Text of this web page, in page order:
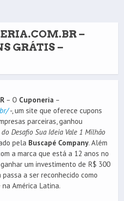
–
GRÁTIS –
– O Cuponeria –
-, um site que oferece cupons
parceiras, ganhou
Desafio Sua Ideia Vale 1 Milhão
pela Buscapé Company. Além
a marca que está a 12 anos no
um investimento de R$ 300
a ser reconhecido como
América Latina.